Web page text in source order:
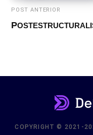
POST ANTERIOR
COPYRIGHT © 2021-